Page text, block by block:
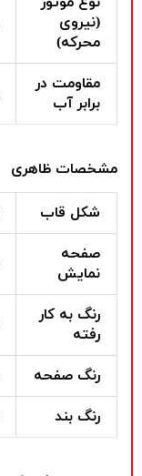
(نیروی
محرکه)
مقاومت در
برابر آب
مشخصات ظاهری
شکل قاب
صفحه
نمایش
رنگ به کار
رفته
رنگ صفحه
رنگ بند